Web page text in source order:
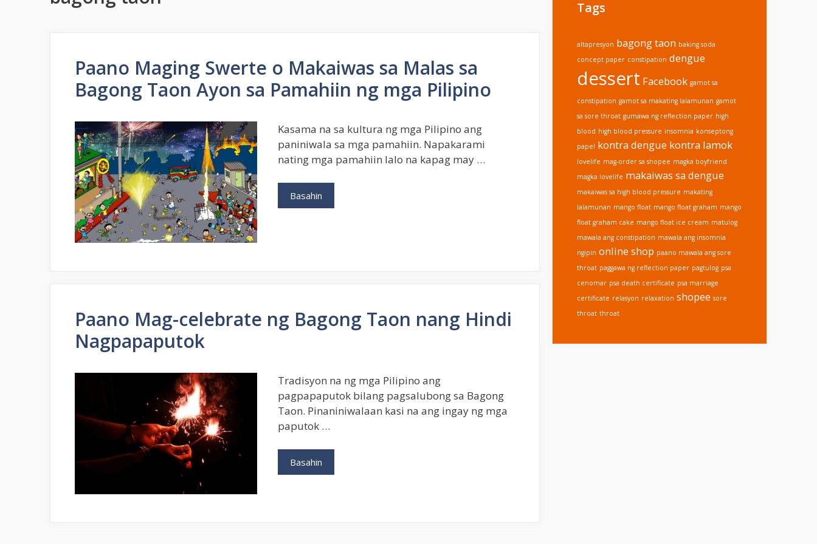
Paano Maging Swerte o Makaiwas sa Malas sa
Bagong Taon Ayon sa Pamahiin ng mga Pilipino
Kasama na sa kultura ng mga Pilipino ang
paniniwala sa mga pamahiin. Napakarami
nating mga pamahiin lalo na kapag may …
Basahin
Maging
Taon
Ayon
mga
Pilipino
Paano Mag-celebrate ng Bagong Taon nang Hindi
Nagpapaputok
Tradisyon na ng mga Pilipino ang
pagpapaputok bilang pagsalubong sa Bagong
Taon. Pinaniniwalaan kasi na ang ingay ng mga
paputok …
Basahin
Mag-
Tags
altapresyon bagong taon baking soda
concept paper constipation dengue
dessert Facebook gamot sa
constipation gamot sa makating lalamunan gamot
sa sore throat gumawa ng reflection paper high
blood high blood pressure insomnia konseptong
papel kontra dengue kontra lamok
lovelife mag-order sa shopee magka boyfriend
magka lovelife makaiwas sa dengue
makaiwas sa high blood pressure makating
lalamunan mango float mango float graham mango
float graham cake mango float ice cream matulog
mawala ang constipation mawala ang insomnia
ngipin online shop paano mawala ang sore
throat paggawa ng reflection paper pagtulog psa
cenomar psa death certificate psa marriage
certificate relasyon relaxation shopee sore
throat throat